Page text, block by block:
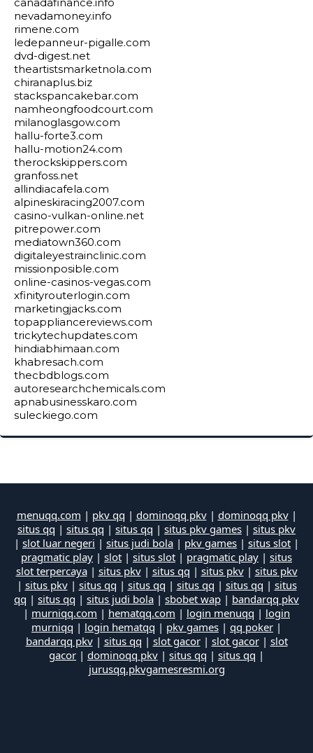
nevadamoney.info
rimene.com
ledepanneur-pigalle.com
dvd-digest.net
theartistsmarketnola.com
chiranaplus.biz
stackspancakebar.com
namheongfoodcourt.com
milanoglasgow.com
hallu-forte3.com
hallu-motion24.com
therockskippers.com
granfoss.net
allindiacafela.com
alpineskiracing2007.com
casino-vulkan-online.net
pitrepower.com
mediatown360.com
digitaleyestrainclinic.com
missionposible.com
online-casinos-vegas.com
xfinityrouterlogin.com
marketingjacks.com
topappliancereviews.com
trickytechupdates.com
hindiabhimaan.com
khabresach.com
thecbdblogs.com
autoresearchchemicals.com
apnabusinesskaro.com
suleckiego.com
menuqq.com | pkv qq | dominoqq pkv| dominoqq pkv|
situs qq | situs qq | situs qq | situs pkv games | situs pkv
| slot luar negeri | situs judi bola | pkv games | situs slot |
pragmatic play | slot | situs slot | pragmatic play | situs
slot terpercaya| situs pkv| situs qq | situs pkv| situs pkv
| situs pkv| situs qq | situs qq | situs qq | situs qq | situs
qq | situs qq | situs judi bola | sbobet wap | bandarqq pkv
| murniqq.com | hematqq.com | login menuqq | login
murniqq | login hematqq | pkv games | qq poker |
bandarqq pkv| situs qq | slot gacor| slot gacor| slot
gacor | dominoqq pkv | situs qq | situs qq |
jurusqq.pkvgamesresmi.org